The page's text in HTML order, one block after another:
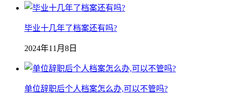
毕业十几年了档案还有吗?
2024年11月8日
单位辞职后个人档案怎么办,可以不管吗?